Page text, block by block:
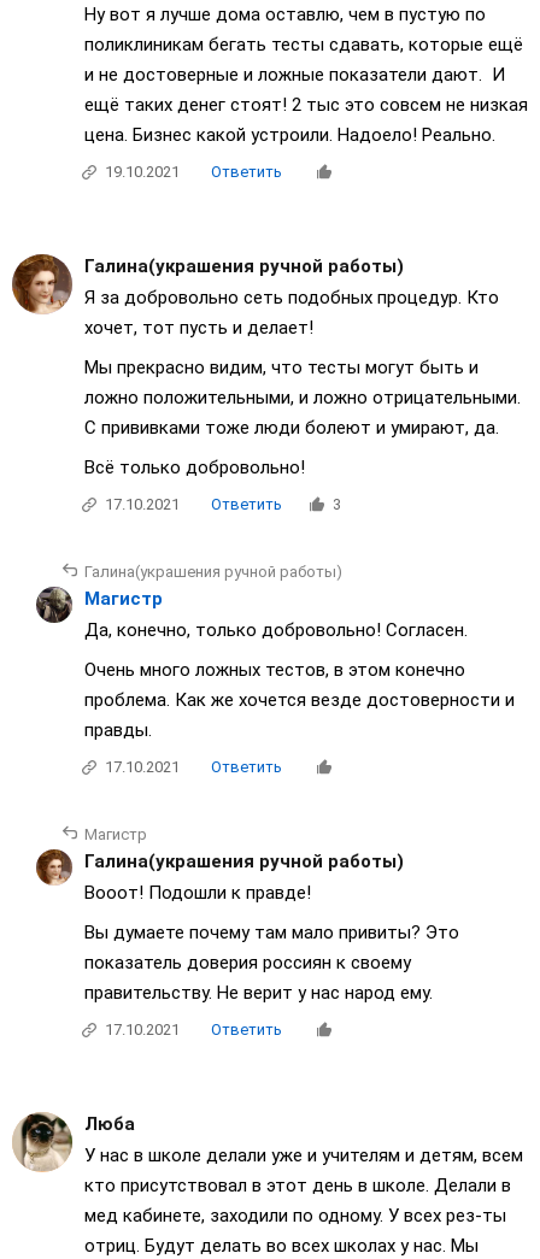
Ну вот я лучше дома оставлю, чем в пустую по
поликлиникам бегать тесты сдавать, которые ещё
и не достоверные и ложные показатели дают. И
ещё таких денег стоят! 2 тыс это совсем не низкая
цена. Бизнес какой устроили. Надоело! Реально.
19.10.2021 Ответить
Галина(украшения ручной работы)
Я за добровольно сеть подобных процедур. Кто
хочет, тот пусть и делает!
Мы прекрасно видим, что тесты могут быть и
ложно положительными, и ложно отрицательными.
С прививками тоже люди болеют и умирают, да.
Всё только добровольно!
17.10.2021 Ответить 3
Галина(украшения ручной работы)
Магистр
Да, конечно, только добровольно! Согласен.
Очень много ложных тестов, в этом конечно
проблема. Как же хочется везде достоверности и
правды.
17.10.2021 Ответить
Магистр
Галина(украшения ручной работы)
Вооот! Подошли к правде!
Вы думаете почему там мало привиты? Это
показатель доверия россиян к своему
правительству. Не верит у нас народ ему.
17.10.2021 Ответить
Люба
У нас в школе делали уже и учителям и детям, всем
кто присутствовал в этот день в школе. Делали в
мед кабинете, заходили по одному. У всех рез-ты
отриц. Будут делать во всех школах у нас. Мы